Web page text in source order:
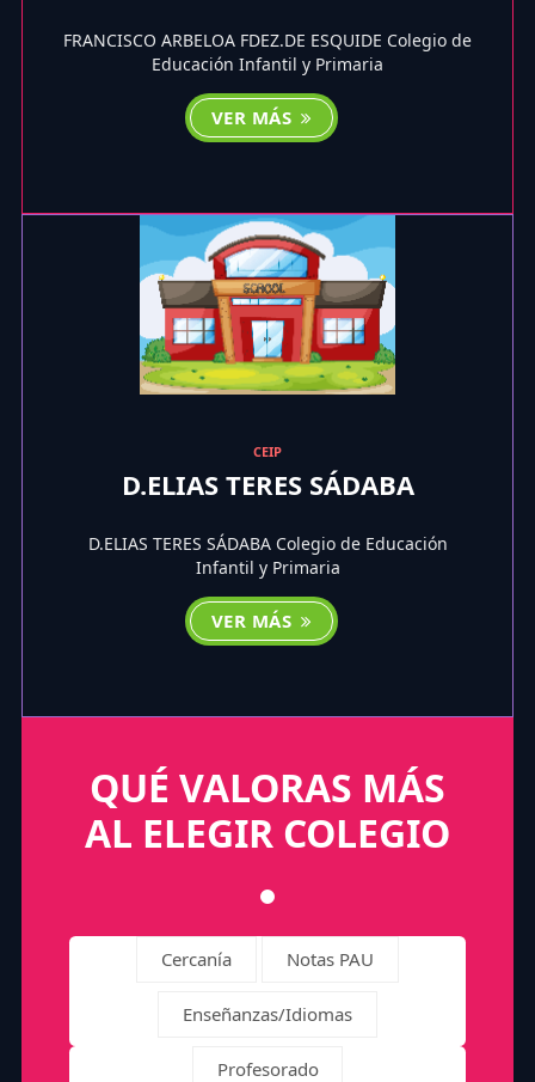
FRANCISCO ARBELOA FDEZ.DE ESQUIDE Colegio de
Educación Infantil y Primaria
VER MÁS
CEIP
D.ELIAS TERES SÁDABA
D.ELIAS TERES SÁDABA Colegio de Educación
Infantil y Primaria
VER MÁS
QUÉ VALORAS MÁS
AL ELEGIR COLEGIO
Cercanía Notas PAU
Enseñanzas/Idiomas
Profesorado